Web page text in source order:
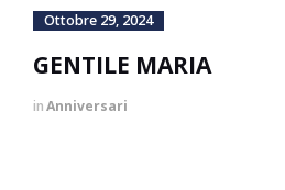
Ottobre 29, 2024
GENTILE MARIA
inAnniversari